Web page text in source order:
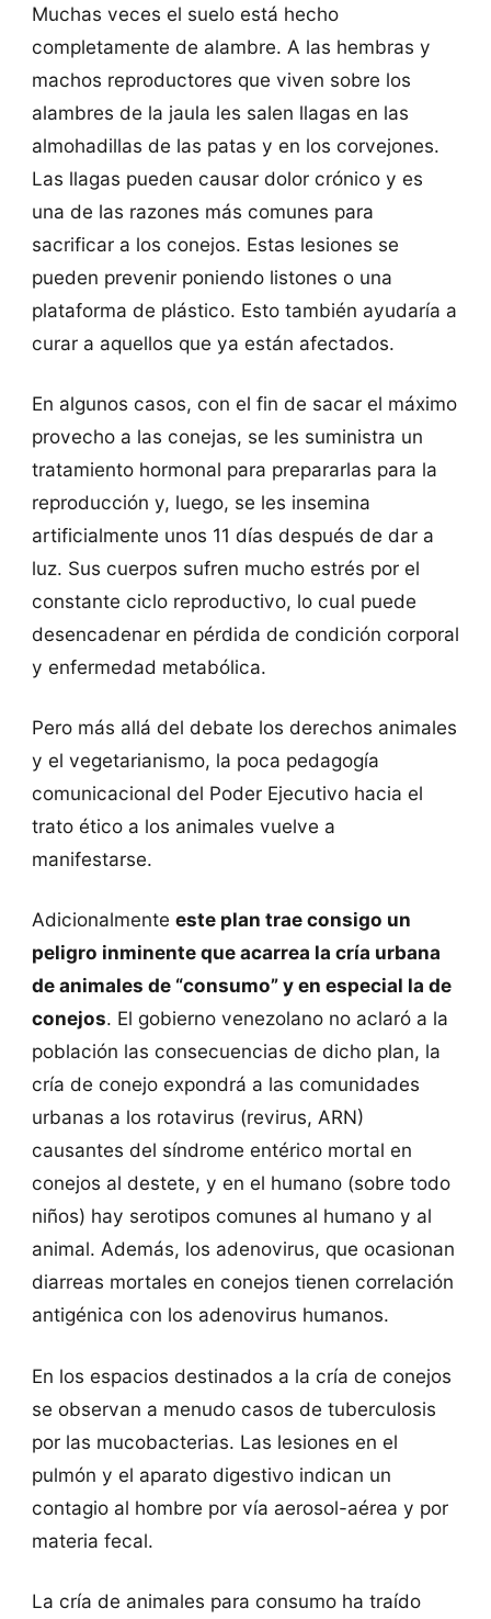
Muchas veces el suelo está hecho
completamente de alambre. A las hembras y
machos reproductores que viven sobre los
alambres de la jaula les salen llagas en las
almohadillas de las patas y en los corvejones.
Las llagas pueden causar dolor crónico y es
una de las razones más comunes para
sacrificar a los conejos. Estas lesiones se
pueden prevenir poniendo listones o una
plataforma de plástico. Esto también ayudaría a
curar a aquellos que ya están afectados.
En algunos casos, con el fin de sacar el máximo
provecho a las conejas, se les suministra un
tratamiento hormonal para prepararlas para la
reproducción y, luego, se les insemina
artificialmente unos 11 días después de dar a
luz. Sus cuerpos sufren mucho estrés por el
constante ciclo reproductivo, lo cual puede
desencadenar en pérdida de condición corporal
y enfermedad metabólica.
Pero más allá del debate los derechos animales
y el vegetarianismo, la poca pedagogía
comunicacional del Poder Ejecutivo hacia el
trato ético a los animales vuelve a
manifestarse.
Adicionalmente este plan trae consigo un
peligro inminente que acarrea la cría urbana
de animales de “consumo” y en especial la de
conejos. El gobierno venezolano no aclaró a la
población las consecuencias de dicho plan, la
cría de conejo expondrá a las comunidades
urbanas a los rotavirus (revirus, ARN)
causantes del síndrome entérico mortal en
conejos al destete, y en el humano (sobre todo
niños) hay serotipos comunes al humano y al
animal. Además, los adenovirus, que ocasionan
diarreas mortales en conejos tienen correlación
antigénica con los adenovirus humanos.
En los espacios destinados a la cría de conejos
se observan a menudo casos de tuberculosis
por las mucobacterias. Las lesiones en el
pulmón y el aparato digestivo indican un
contagio al hombre por vía aerosol-aérea y por
materia fecal.
La cría de animales para consumo ha traído